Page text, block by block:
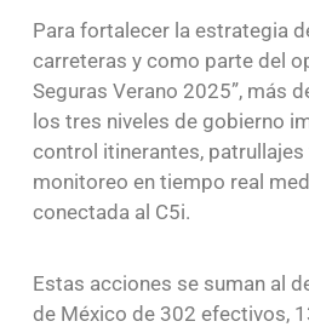
Para fortalecer la estrategia
carreteras y como parte del
Seguras Verano 2025”, más
los tres niveles de gobierno
control itinerantes,
monitoreo en tiempo real
conectada al C5i.
Estas acciones se suman al
de México de 302 efectivos,